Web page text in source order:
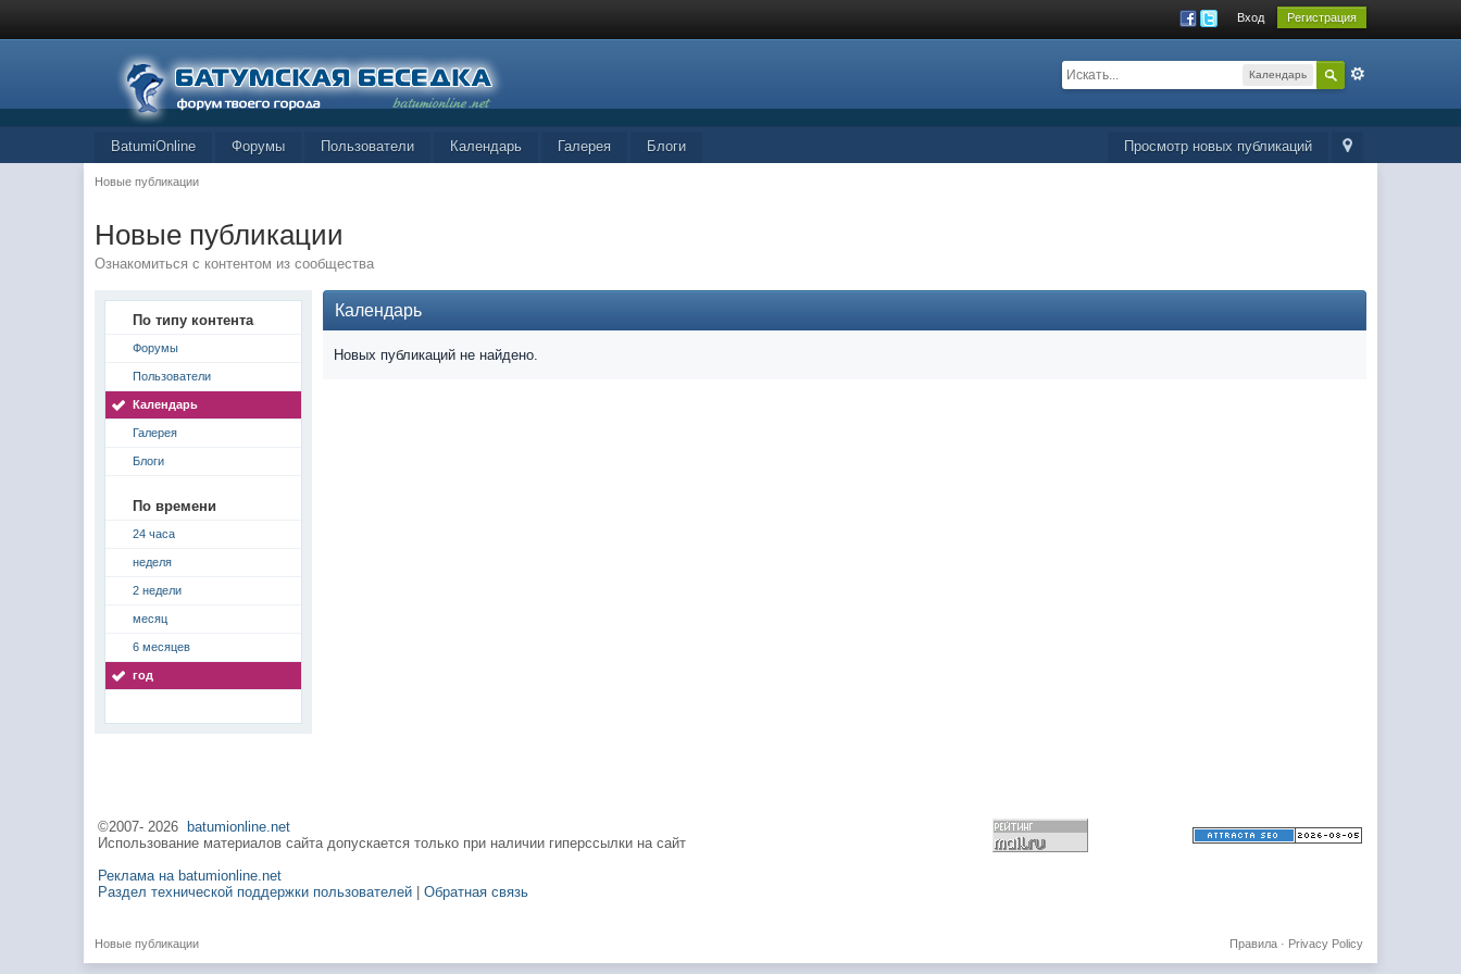
Вход Регистрация
Календарь
Просмотр новых публикаций
BatumiOnline Форумы Пользователи Календарь Галерея Блоги
Новые публикации
Новые публикации
Ознакомиться с контентом из сообщества
По типу контента
Форумы
Пользователи
Календарь
Галерея
Блоги
По времени
24 часа
неделя
2 недели
месяц
6 месяцев
год
Календарь
Новых публикаций не найдено.
©2007-2026
batumionline.net
Использование материалов сайта допускается только при наличии гиперссылки на сайт
Реклама на batumionline.net
Раздел технической поддержки пользователей |Обратная связь
Новые публикации Privacy Policy
Правила·